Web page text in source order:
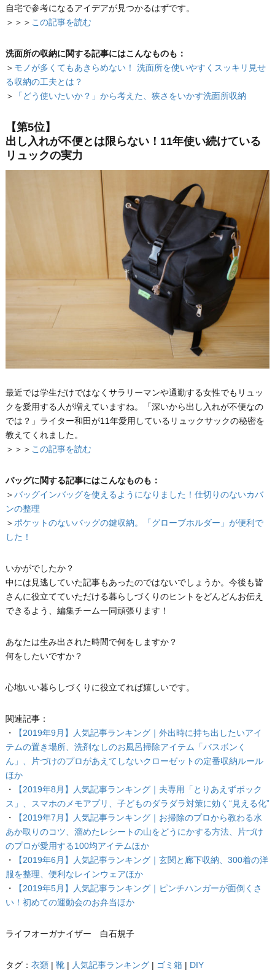
自宅で参考になるアイデアが見つかるはずです。
＞＞＞ この記事を読む
洗面所の収納に関する記事にはこんなものも：
＞ モノが多くてもあきらめない！ 洗面所を使いやすくスッキリ見せ
る収納の工夫とは？
＞
「どう使いたいか？」から考えた、狭さをいかす洗面所収納
【第5位】
出し入れが不便とは限らない！11年使い続けている
リュックの実力
最近では学生だけではなくサラリーマンや通勤する女性でもリュッ
クを愛用する人が増えていますね。「深いから出し入れが不便なの
では？」ライター和田が11年愛用しているリュックサックの秘密を
教えてくれました。
＞＞＞ この記事を読む
バッグに関する記事にはこんなものも：
＞バッグインバッグを使えるようになりました！仕切りのないカバ
ンの整理
＞ ポケットのないバッグの鍵収納。「グローブホルダー」が便利で
した！
いかがでしたか？
中には見逃していた記事もあったのではないでしょうか。今後も皆
さんに役立てていただける暮らしづくりのヒントをどんどんお伝え
できるよう、編集チーム一同頑張ります！
あなたは生み出された時間で何をしますか？
何をしたいですか？
心地いい暮らしづくりに役立てれば嬉しいです。
関連記事：
・
【2019年9月】人気記事ランキング｜外出時に持ち出したいアイ
テムの置き場所、洗剤なしのお風呂掃除アイテム「バスボンく
ん」、片づけのプロがあえてしないクローゼットの定番収納ルール
ほか
・
【2019年8月】人気記事ランキング｜夫専用「とりあえずボック
ス」、スマホのメモアプリ、子どものダラダラ対策に効く“見える化”
・
【2019年7月】人気記事ランキング｜お掃除のプロから教わる水
あか取りのコツ、溜めたレシートの山をどうにかする方法、片づけ
のプロが愛用する100均アイテムほか
・
【2019年6月】人気記事ランキング｜玄関と廊下収納、300着の洋
服を整理、便利なレインウェアほか
・
【2019年5月】人気記事ランキング｜ピンチハンガーが面倒くさ
い！初めての運動会のお弁当ほか
ライフオーガナイザー 白石規子
タグ： 衣類| 靴| 人気記事ランキング| ゴミ箱| DIY